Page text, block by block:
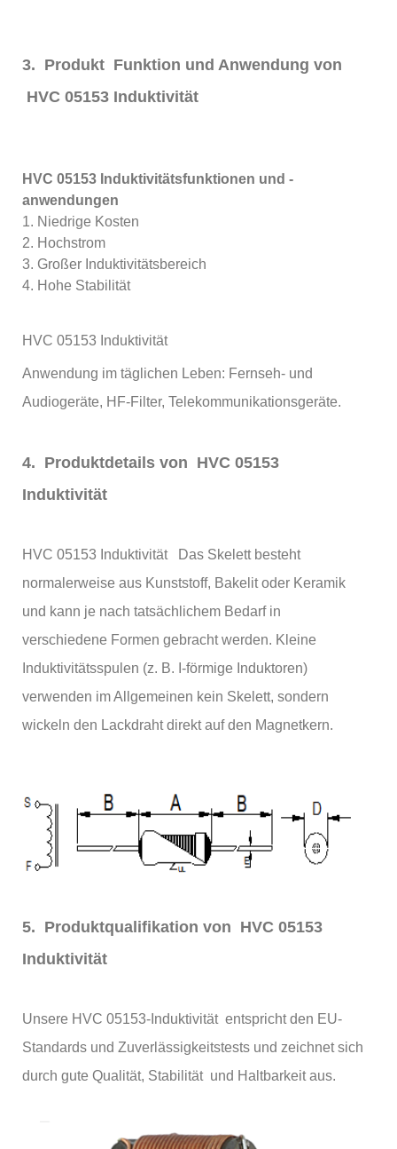
3. Produkt Funktion und Anwendung von
HVC 05153 Induktivität
HVC 05153 Induktivitätsfunktionen und -
anwendungen
1. Niedrige Kosten
2. Hochstrom
3. Großer Induktivitätsbereich
4. Hohe Stabilität
HVC 05153 Induktivität
Anwendung im täglichen Leben: Fernseh- und
Audiogeräte, HF-Filter, Telekommunikationsgeräte.
4. Produktdetails von HVC 05153
Induktivität
HVC 05153 Induktivität Das Skelett besteht
normalerweise aus Kunststoff, Bakelit oder Keramik
und kann je nach tatsächlichem Bedarf in
verschiedene Formen gebracht werden. Kleine
Induktivitätsspulen (z. B. I-förmige Induktoren)
verwenden im Allgemeinen kein Skelett, sondern
wickeln den Lackdraht direkt auf den Magnetkern.
5. Produktqualifikation von HVC 05153
Induktivität
Unsere HVC 05153-Induktivität entspricht den EU-
Standards und Zuverlässigkeitstests und zeichnet sich
durch gute Qualität, Stabilität und Haltbarkeit aus.